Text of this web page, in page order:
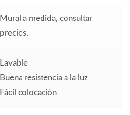
Mural a medida, consultar
precios.
Lavable
Buena resistencia a la luz
Fácil colocación